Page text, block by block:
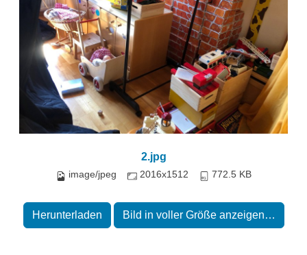
2.jpg
image/jpeg 2016x1512 772.5 KB
Herunterladen Bild in voller Größe anzeigen…